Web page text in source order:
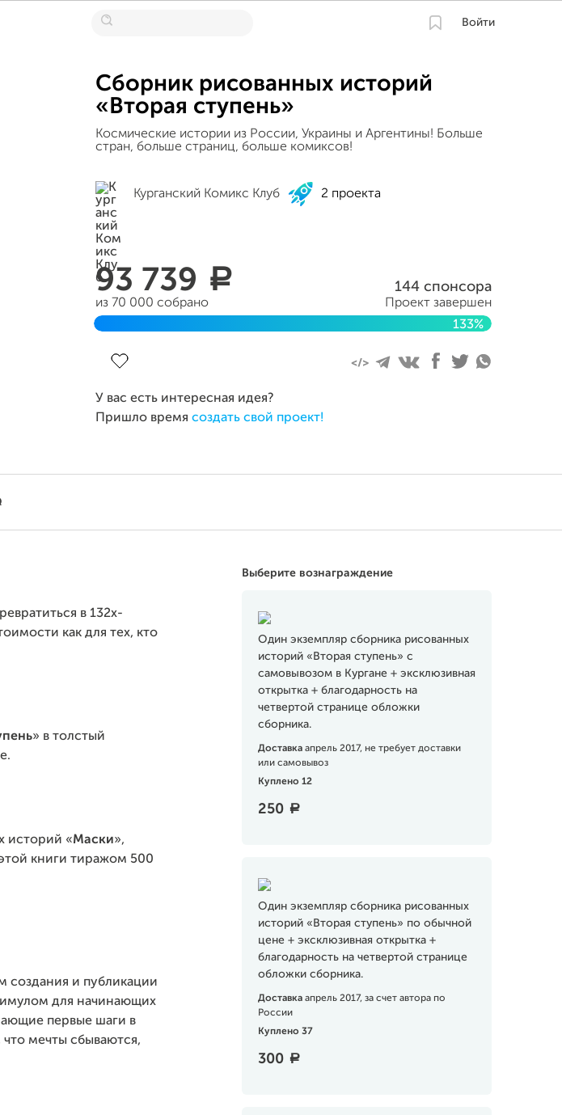
Войти
Сборник рисованных историй
«Вторая ступень»
Космические истории из России, Украины и Аргентины! Больше
стран, больше страниц, больше комиксов!
Курганский Комикс Клуб 2 проекта
93 739 a
из 70 000 собрано
144 спонсора
Проект завершен
133%
У вас есть интересная идея?
Пришло время создать свой проект!
Выберите вознаграждение
Один экземпляр сборника рисованных
историй «Вторая ступень» с
самовывозом в Кургане + эксклюзивная
открытка + благодарность на
четвертой странице обложки
сборника.
Доставка апрель 2017, не требует доставки
или самовывоз
Куплено 12
250 a
Один экземпляр сборника рисованных
историй «Вторая ступень» по обычной
цене + эксклюзивная открытка +
благодарность на четвертой странице
обложки сборника.
Доставка апрель 2017, за счет автора по
России
Куплено 37
300 a
в 132х-
как для тех, кто
» в толстый
историй «Маски»,
книги тиражом 500
создания и публикации
для начинающих
первые шаги в
мечты сбываются,